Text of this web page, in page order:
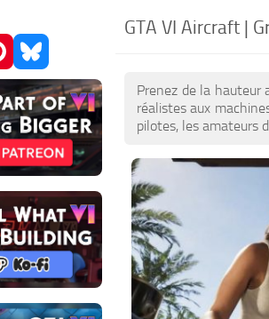
GTA VI Aircraft |
Prenez de la hauteur
réalistes aux
pilotes, les amateurs